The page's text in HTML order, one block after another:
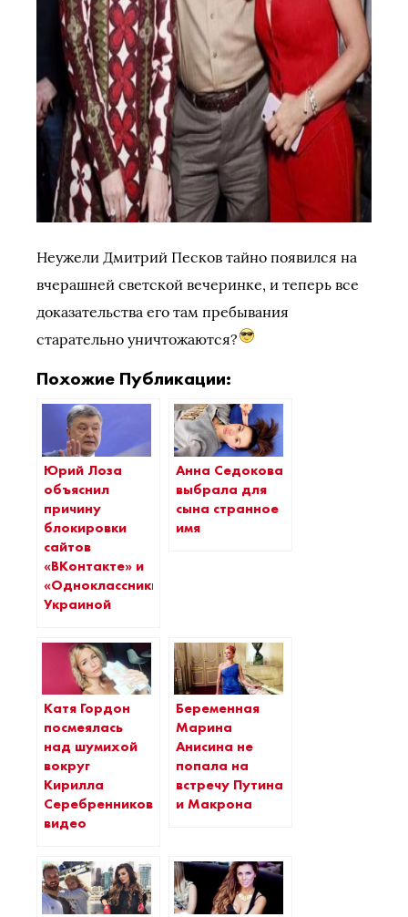
Неужели Дмитрий Песков тайно появился на
вчерашней светской вечеринке, и теперь все
доказательства его там пребывания
старательно уничтожаются?
Похожие Публикации:
Юрий Лоза
объяснил
причину
блокировки
сайтов
«ВКонтакте» и
«Одноклассники»
Украиной
Анна Седокова
выбрала для
сына странное
имя
Катя Гордон
посмеялась
над шумихой
вокруг
Кирилла
Серебренникова,
видео
Беременная
Марина
Анисина не
попала на
встречу Путина
и Макрона